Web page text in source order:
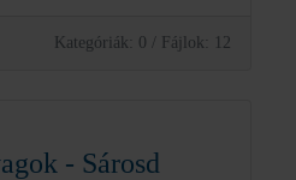
Kategóriák: 0 / Fájlok: 12
- Sárosd